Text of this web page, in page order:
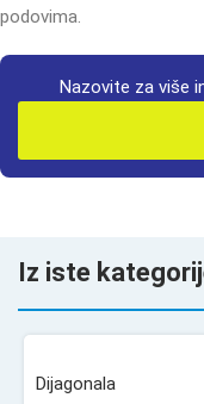
podovima.
Nazovite za više
Iz iste
Dijagonala